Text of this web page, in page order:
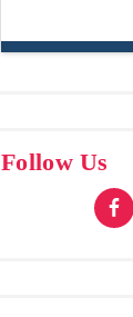
Follow Us